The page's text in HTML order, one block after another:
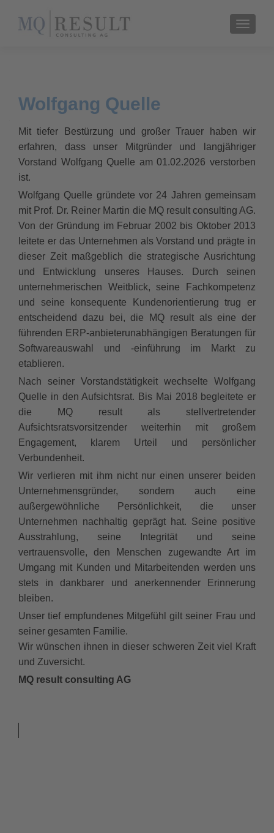
Wolfgang Quelle
Mit tiefer Bestürzung und großer Trauer haben wir
erfahren, dass unser Mitgründer und langjähriger
Vorstand Wolfgang Quelle am 01.02.2026 verstorben
ist.
Wolfgang Quelle gründete vor 24 Jahren gemeinsam
mit Prof. Dr. Reiner Martin die MQ result consulting AG.
Von der Gründung im Februar 2002 bis Oktober 2013
leitete er das Unternehmen als Vorstand und prägte in
dieser Zeit maßgeblich die strategische Ausrichtung
und Entwicklung unseres Hauses. Durch seinen
unternehmerischen Weitblick, seine Fachkompetenz
und seine konsequente Kundenorientierung trug er
entscheidend dazu bei, die MQ result als eine der
führenden ERP-anbieterunabhängigen Beratungen für
Softwareauswahl und -einführung im Markt zu
etablieren.
Nach seiner Vorstandstätigkeit wechselte Wolfgang
Quelle in den Aufsichtsrat. Bis Mai 2018 begleitete er
die MQ result als stellvertretender
Aufsichtsratsvorsitzender weiterhin mit großem
Engagement, klarem Urteil und persönlicher
Verbundenheit.
Wir verlieren mit ihm nicht nur einen unserer beiden
Unternehmensgründer, sondern auch eine
außergewöhnliche Persönlichkeit, die unser
Unternehmen nachhaltig geprägt hat. Seine positive
Ausstrahlung, seine Integrität und seine
vertrauensvolle, den Menschen zugewandte Art im
Umgang mit Kunden und Mitarbeitenden werden uns
stets in dankbarer und anerkennender Erinnerung
bleiben.
Unser tief empfundenes Mitgefühl gilt seiner Frau und
seiner gesamten Familie.
Wir wünschen ihnen in dieser schweren Zeit viel Kraft
und Zuversicht.
MQ result consulting AG